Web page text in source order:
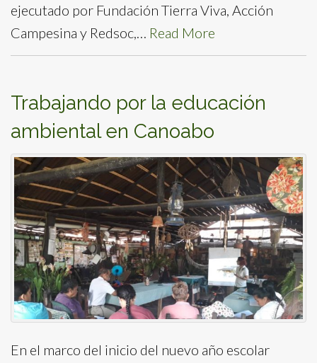
ejecutado por Fundación Tierra Viva, Acción
Campesina y Redsoc,… Read More
Trabajando por la educación
ambiental en Canoabo
En el marco del inicio del nuevo año escolar